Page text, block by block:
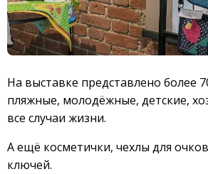
На выставке представлено более
пляжные, молодёжные, детские,
все случаи жизни.
А ещё косметички, чехлы для
ключей.